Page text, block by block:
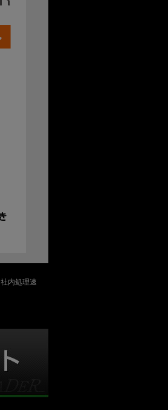
内処理速